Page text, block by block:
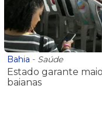
Bahia - Saúde
Estado garante
baianas